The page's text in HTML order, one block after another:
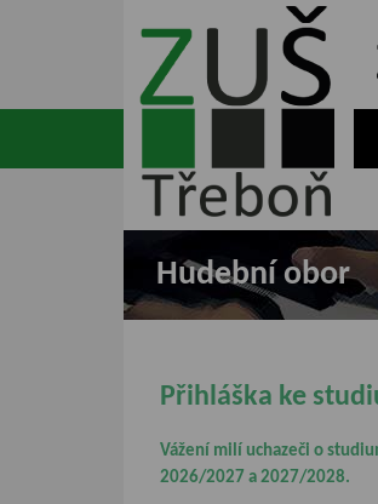
ZUŠ Třeboň -
Základní
umělecká škola
Hudební obor
Přihláška ke
Vážení milí uchazeči o
2026/2027 a 2027/2028.